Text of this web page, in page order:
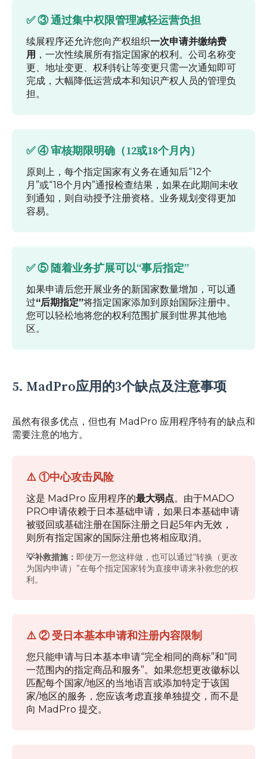
✅ ③ 通过集中权限管理减轻运营负担
续展程序还允许您向产权组织一次申请并缴纳费
用 ，一次性续展所有指定国家的权利。公司名称变
更、地址变更、权利转让等变更只需一次通知即可
完成，大幅降低运营成本和知识产权人员的管理负
担。
✅ ④ 审核期限明确（12或18个月内）
原则上，每个指定国家有义务在通知后“12个
月”或“18个月内”通报检查结果，如果在此期间未收
到通知，则自动授予注册资格。业务规划变得更加
容易。
✅ ⑤ 随着业务扩展可以“事后指定”
如果申请后您开展业务的新国家数量增加，可以通
过“后期指定”将指定国家添加到原始国际注册中。
您可以轻松地将您的权利范围扩展到世界其他地
区。
5. MadPro应用的3个缺点及注意事项
虽然有很多优点，但也有 MadPro 应用程序特有的缺点和
需要注意的地方。
⚠️ ①中心攻击风险
这是 MadPro 应用程序的最大弱点。由于MADO
PRO申请依赖于日本基础申请，如果日本基础申请
被驳回或基础注册在国际注册之日起5年内无效，
则所有指定国家的国际注册也将相应取消。
💡补救措施： 即使万一您这样做，也可以通过“转换（更改
为国内申请）”在每个指定国家转为直接申请来补救您的权
利。
⚠️ ② 受日本基本申请和注册内容限制
您只能申请与日本基本申请“完全相同的商标”和“同
一范围内的指定商品和服务”。如果您想更改徽标以
匹配每个国家/地区的当地语言或添加特定于该国
家/地区的服务，您应该考虑直接单独提交，而不是
向 MadPro 提交。